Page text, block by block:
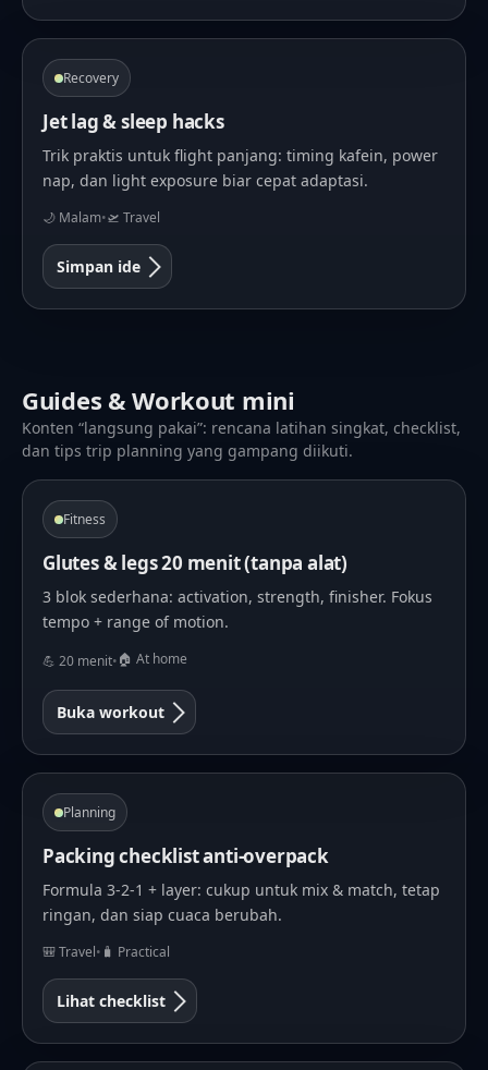
Recovery
Jet lag & sleep hacks
Trik praktis untuk flight panjang: timing kafein, power
nap, dan light exposure biar cepat adaptasi.
🌙 Malam•🛫 Travel
Simpan ide
Guides & Workout mini
Konten “langsung pakai”: rencana latihan singkat, checklist,
dan tips trip planning yang gampang diikuti.
Fitness
Glutes & legs 20 menit (tanpa alat)
3 blok sederhana: activation, strength, finisher. Fokus
tempo + range of motion.
💪 20 menit•🏠 At home
Buka workout
Planning
Packing checklist anti-overpack
Formula 3-2-1 + layer: cukup untuk mix & match, tetap
ringan, dan siap cuaca berubah.
🎒 Travel• 🧳 Practical
Lihat checklist